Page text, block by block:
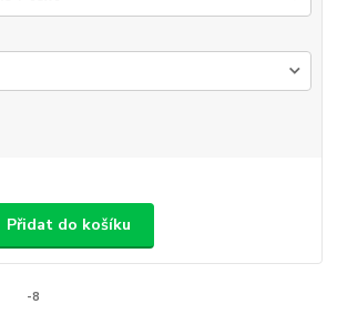
Přidat do košíku
-8